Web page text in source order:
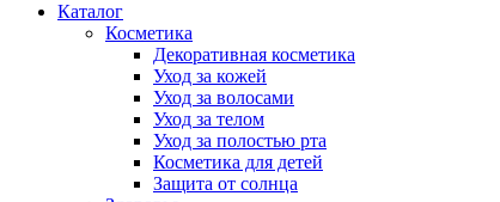
Каталог
Косметика
Декоративная косметика
Уход за кожей
Уход за волосами
Уход за телом
Уход за полостью рта
Косметика для детей
Защита от солнца